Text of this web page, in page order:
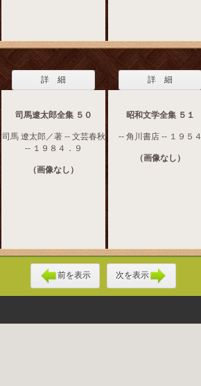
詳 細
司馬遼太郎全集 ５０
司馬 遼太郎／著 -- 文芸春秋
-- １９８４．９
（画像なし）
詳 細
昭和文学全集 ５１
-- 角川書店 -- １９５４
（画像なし）
前を表示 次を表示